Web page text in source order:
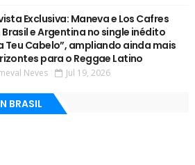
Exclusiva: Maneva e Los Cafres
Brasil e Argentina no single inédito
Teu Cabelo”, ampliando ainda mais
para o Reggae Latino
Neves Jul 19, 2026
BRASIL